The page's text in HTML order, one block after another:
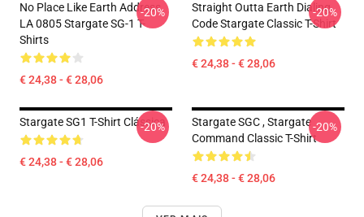
No Place Like Earth Address
LA 0805 Stargate SG-1 T-
Shirts
€ 24,38 - € 28,06
-20%
Straight Outta Earth Dialing
Code Stargate Classic T-Shirt
€ 24,38 - € 28,06
-20%
Stargate SG1 T-Shirt Clássica
€ 24,38 - € 28,06
-20%
Stargate SGC , Stargate
Command Classic T-Shirt
€ 24,38 - € 28,06
-20%